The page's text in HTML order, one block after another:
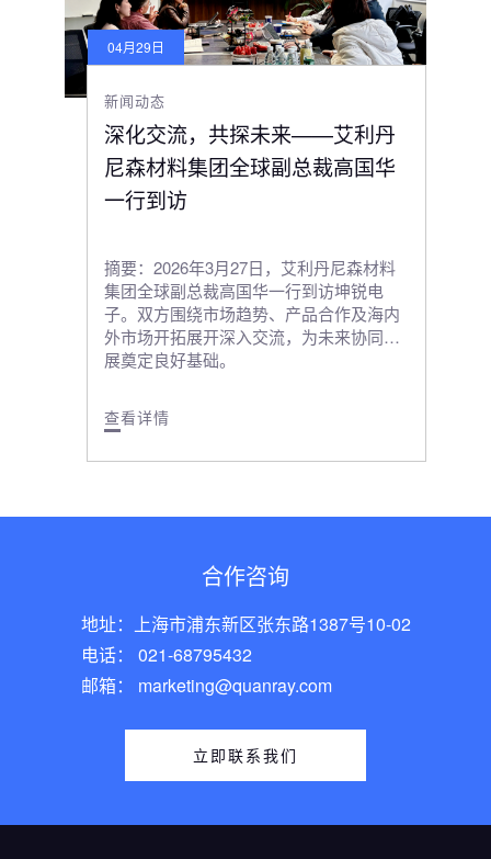
04月29日
新闻动态
深化交流，共探未来——艾利丹
尼森材料集团全球副总裁高国华
一行到访
摘要：2026年3月27日，艾利丹尼森材料
集团全球副总裁高国华一行到访坤锐电
子。双方围绕市场趋势、产品合作及海内
外市场开拓展开深入交流，为未来协同发
展奠定良好基础。
查看详情
合作咨询
地址：上海市浦东新区张东路1387号10-02
电话： 021-68795432
邮箱： marketing@quanray.com
立即联系我们